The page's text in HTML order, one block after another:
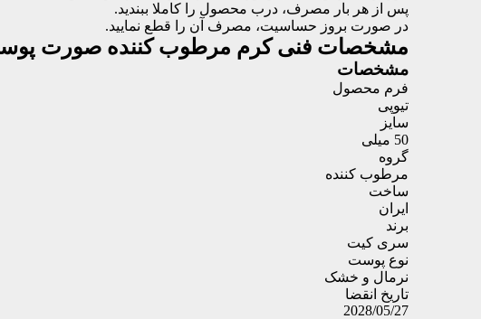
پس از هر بار مصرف، درب محصول را کاملا ببندید.
در صورت بروز حساسیت، مصرف آن را قطع نمایید.
مشخصات فنیکرم مرطوب کننده صورت
مشخصات
فرم محصول
تیوپی
سایز
50 میلی
گروه
مرطوب کننده
ساخت
ایران
برند
سری کیت
نوع پوست
نرمال و خشک
تاریخ انقضا
2028/05/27